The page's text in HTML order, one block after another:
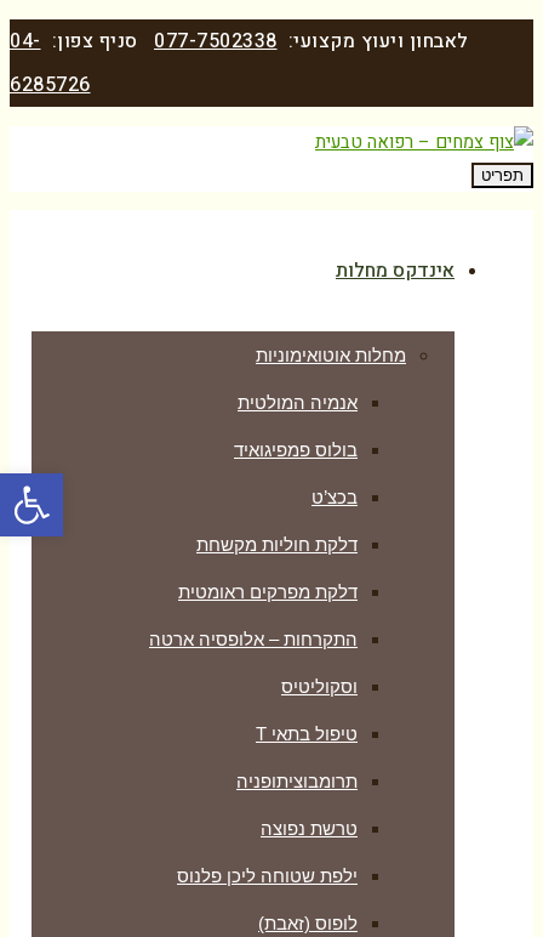
לאבחון ויעוץ מקצועי:077-7502338 סניף צפון:04-
6285726
תפריט
אינדקס מחלות
מחלות אוטואימוניות
אנמיה המולטית
בולוס פמפיגואיד
בכצ’ט
דלקת חוליות מקשחת
דלקת מפרקים ראומטית
התקרחות – אלופסיה ארטה
וסקוליטיס
טיפול בתאי T
תרומבוציתופניה
טרשת נפוצה
ילפת שטוחה ליכן פלנוס
לופוס (זאבת)
פתח